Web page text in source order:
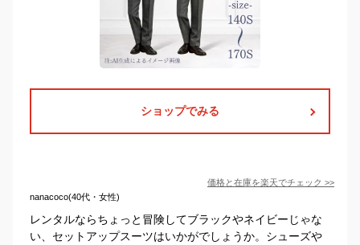
ショップでみる
価格と在庫を楽天でチェック >>
nanacoco(40代・女性)
レンタルならちょっと冒険してブラックやネイビーじゃな
い、セットアップスーツはいかがでしょうか。シューズや